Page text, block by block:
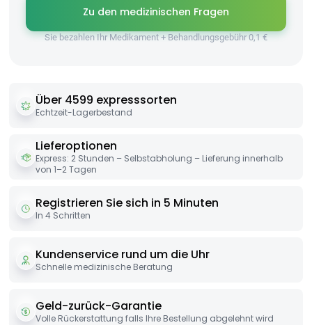
Zu den medizinischen Fragen
Sie bezahlen Ihr Medikament + Behandlungsgebühr 0,1 €
Über 4599 expresssorten
Echtzeit-Lagerbestand
Lieferoptionen
Express: 2 Stunden – Selbstabholung – Lieferung innerhalb
von 1–2 Tagen
Registrieren Sie sich in 5 Minuten
In 4 Schritten
Kundenservice rund um die Uhr
Schnelle medizinische Beratung
Geld-zurück-Garantie
Volle Rückerstattung falls Ihre Bestellung abgelehnt wird